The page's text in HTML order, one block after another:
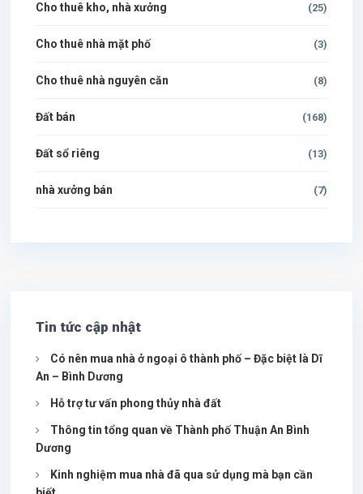
Cho thuê kho, nhà xưởng (25)
Cho thuê nhà mặt phố (3)
Cho thuê nhà nguyên căn (8)
Đất bán (168)
Đất sổ riêng (13)
nhà xưởng bán (7)
Tin tức cập nhật
Có nên mua nhà ở ngoại ô thành phố – Đặc biệt là Dĩ
An – Bình Dương
Hỗ trợ tư vấn phong thủy nhà đất
Thông tin tổng quan về Thành phố Thuận An Bình
Dương
Kinh nghiệm mua nhà đã qua sử dụng mà bạn cần